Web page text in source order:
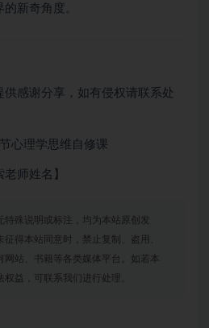
新奇角度。
感谢分享，如有侵权请联系处
心理学思维自修课
师姓名】
特殊说明或标注，均为本站原创发
得本站同意时，禁止复制、盗用、
网站、书籍等各类媒体平台。如若本
益，可联系我们进行处理。